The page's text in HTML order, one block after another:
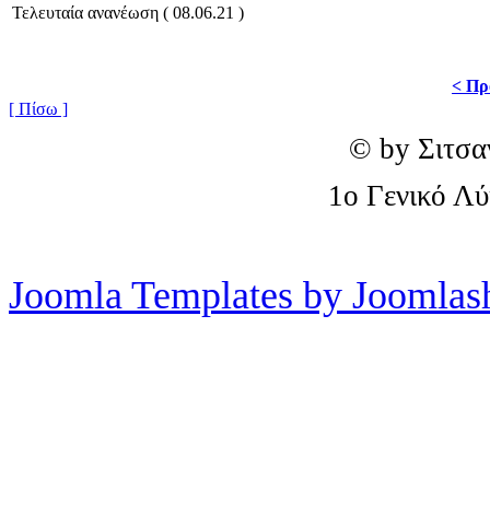
Τελευταία ανανέωση ( 08.06.21 )
<
[ Πίσω ]
© by
1o Γενικό
Joomla Templates by